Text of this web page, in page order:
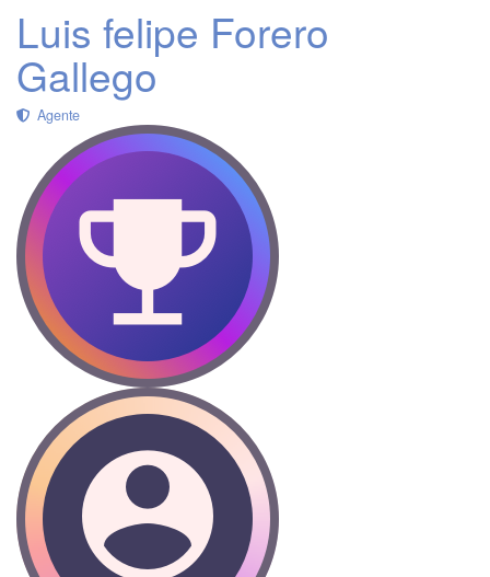
Luis felipe Forero
Gallego
Agente